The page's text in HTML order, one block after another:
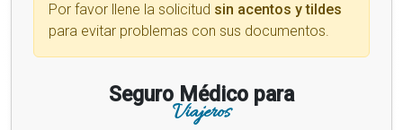
Por favor llene la solicitud sin acentos y tildes
para evitar problemas con sus documentos.
Seguro Médico para
Viajeros